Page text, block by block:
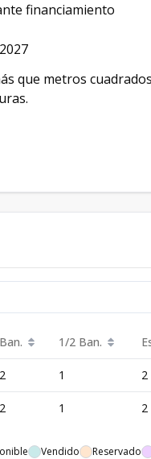
financiamiento
que metros
Ban. 1/2 Ban.
2 1 2
2 1 2
Vendido Reservado